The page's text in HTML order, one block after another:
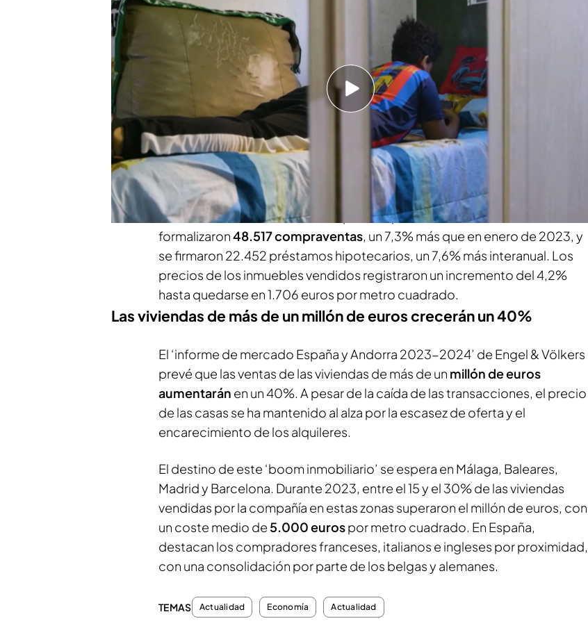
Las familias que no pudieron acceder hace dos años en el mercado
inmobiliario, podrán hacerlo este año. El balance de las viviendas nuevas
en 2024 es positivo. Las operaciones se han incrementado
interanual
hasta quedarse al borde de las 11.000 unidades, en máximos
desde marzo de 2022,según ‘Idealista’.
PUEDE INTERESARTE
Sube el precio de la vivienda libre en un 4% en 2023: estas son las causas
La estadística notarial muestra que en el primer mes del año se
formalizaron48.517 compraventas, un 7,3% más que en enero de 2023, y
se firmaron 22.452 préstamos hipotecarios, un 7,6% más interanual. Los
precios de los inmuebles vendidos registraron un incremento del 4,2%
hasta quedarse en 1.706 euros por metro cuadrado.
Las viviendas de más de un millón de euros crecerán un 40%
El ‘informe de mercado España y Andorra 2023-2024’ de Engel & Völkers
prevé que las ventas de las viviendas de más de un millón de euros
aumentarán en un 40%. A pesar de la caída de las transacciones, el precio
de las casas se ha mantenido al alza por la escasez de oferta y el
encarecimiento de los alquileres.
El destino de este ‘boom inmobiliario’ se espera en Málaga, Baleares,
Madrid y Barcelona. Durante 2023, entre el 15 y el 30% de las viviendas
vendidas por la compañía en estas zonas superaron el millón de euros, con
un coste medio de 5.000 eurospor metro cuadrado. En España,
destacan los compradores franceses, italianos e ingleses por proximidad,
con una consolidación por parte de los belgas y alemanes.
TEMAS Actualidad Economía Actualidad